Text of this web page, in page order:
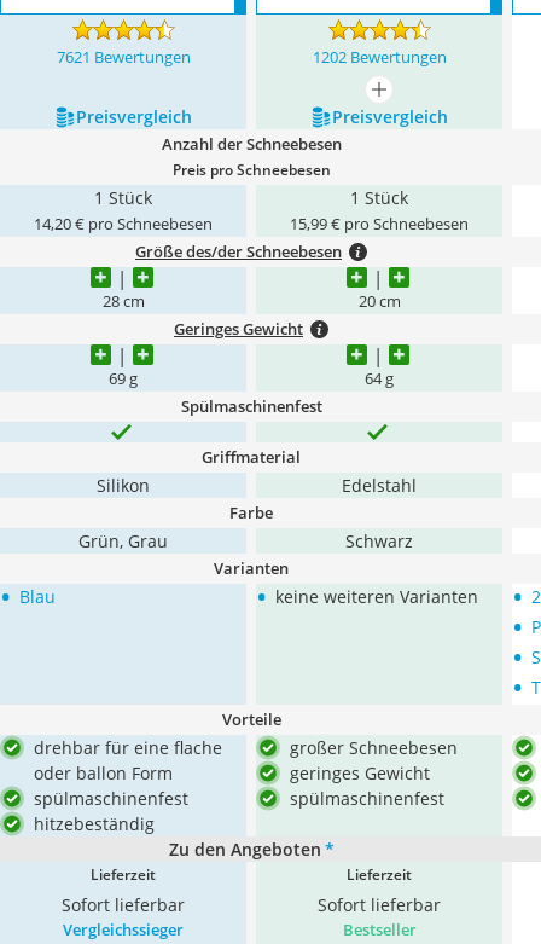
7621 Bewertungen 1202 Bewertungen
mehr anzeigen
Preis­vergleich
Preis­vergleich
Anzahl der Schneebesen
Preis pro Schneebesen
1 Stück
14,20 € pro Schneebesen
1 Stück
15,99 € pro Schneebesen
Größe des/der Schneebesen
28 cm 20 cm
Geringes Gewicht
69 g 64 g
Spülmaschinenfest
Griffmaterial
Silikon Edelstahl
Farbe
Grün, Grau Schwarz
Varianten
• Blau • keine weiteren Varianten •
•
•
•
Vorteile
drehbar für eine flache
oder ballon Form
spülmaschinenfest
hitzebeständig
großer Schneebesen
geringes Gewicht
spülmaschinenfest
Zu den Angeboten *
Lieferzeit
Sofort lieferbar
Lieferzeit
Sofort lieferbar
Vergleichssieger Bestseller